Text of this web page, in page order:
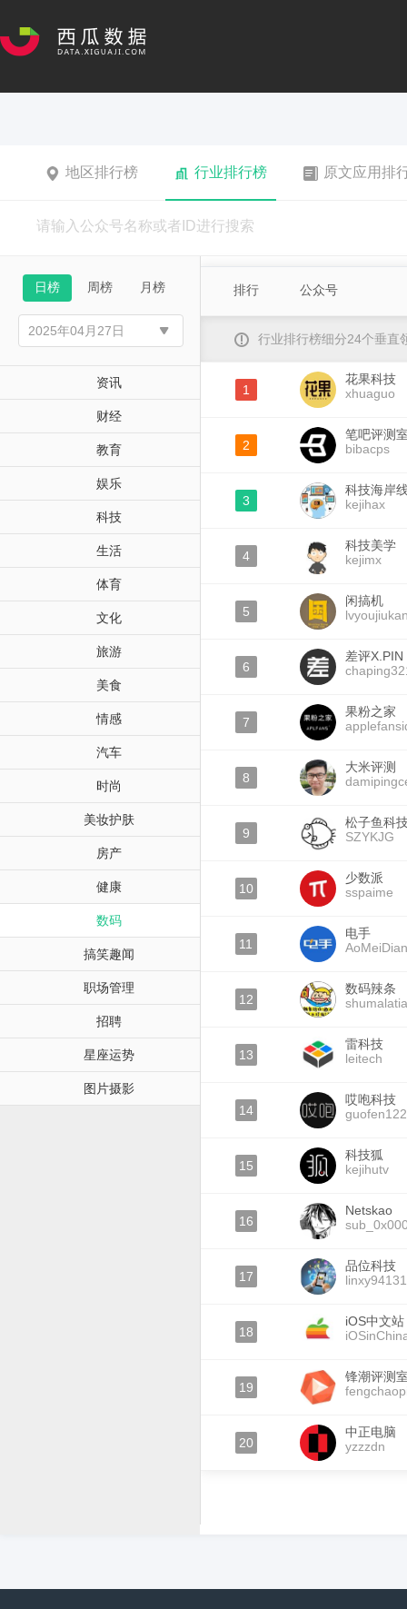
地区排行榜 行业排行榜 原文应用排
日榜 周榜 月榜
资讯
财经
教育
娱乐
科技
生活
体育
文化
旅游
美食
情感
汽车
时尚
美妆护肤
房产
健康
数码
搞笑趣闻
职场管理
招聘
星座运势
图片摄影
排行 公众号
行业排行榜细分24个垂直
1
花果科技
xhuaguo
2
笔吧评测
bibacps
3
科技海岸
kejihax
4
科技美学
kejimx
5
闲搞机
6
差评X.PIN
7
果粉之家
8
大米评测
9
松子鱼科
SZYKJG
10
少数派
sspaime
11
电手
12
数码辣条
13
雷科技
leitech
14
哎咆科技
15
科技狐
kejihutv
16
Netskao
17
品位科技
18
iOS中文站
19
锋潮评测
20
中正电脑
yzzzdn